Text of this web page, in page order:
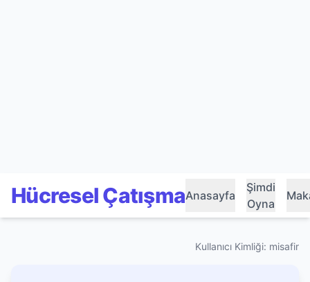
Hücresel ÇatışmaAnasayfa
Şimdi
Oyna
Kullanıcı Kimliği: misafir